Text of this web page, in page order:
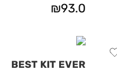
₪93.0
BEST KIT EVER